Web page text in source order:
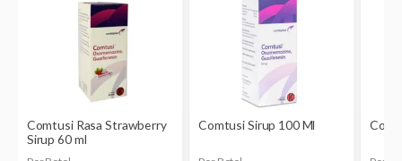
Obat hanya boleh digunakan jika besarnya manfaat yang
diharapkan melebihi besarnya risiko terhadap janin.
Dexteem Plus dapat terserap ke dalam ASI. Bila Anda sedang
menyusui, jangan menggunakan obat ini tanpa berkonsultasi dulu
dengan dokter.
Bentuk obat
Kemasan
Strip @ 10 kapsul